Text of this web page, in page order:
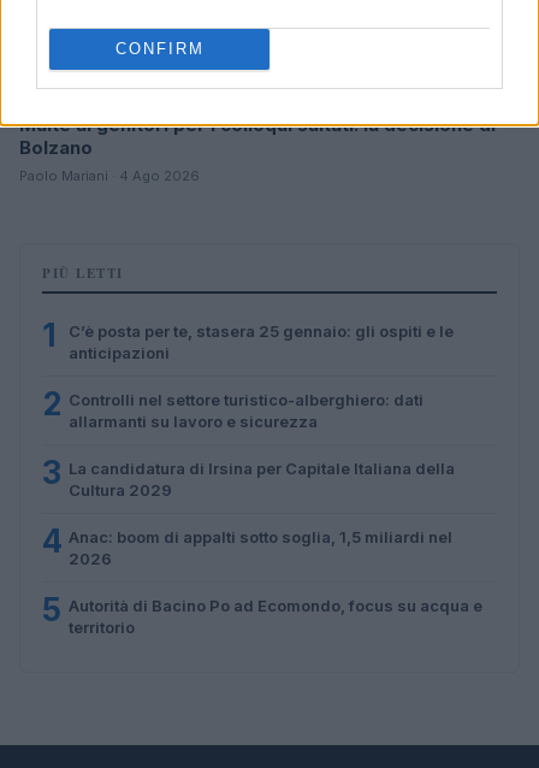
CONFIRM
Multe ai genitori per i colloqui saltati: la decisione di
Bolzano
Paolo Mariani · 4 Ago 2026
PIÙ LETTI
1
C’è posta per te, stasera 25 gennaio: gli ospiti e le
anticipazioni
2 Controlli nel settore turistico-alberghiero: dati
allarmanti su lavoro e sicurezza
3 La candidatura di Irsina per Capitale Italiana della
Cultura 2029
4 Anac: boom di appalti sotto soglia, 1,5 miliardi nel
2026
5 Autorità di Bacino Po ad Ecomondo, focus su acqua e
territorio